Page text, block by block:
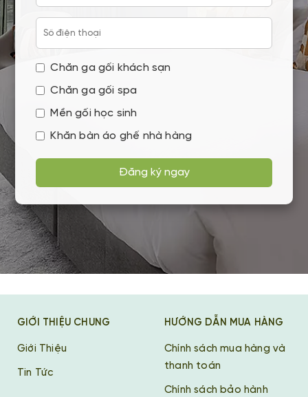
Chăn ga gối khách sạn
Chăn ga gối spa
Mền gối học sinh
Khăn bàn áo ghế nhà hàng
Đăng ký ngay
GIỚI THIỆU CHUNG
Giới Thiệu
Tin Tức
HƯỚNG DẪN MUA HÀNG
Chính sách mua hàng và
thanh toán
Chính sách bảo hành